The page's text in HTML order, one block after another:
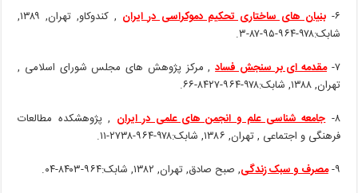
۶- بنیان های ساختاری تحکیم دموکراسی در ایران
, کندوکاو, تهران, ۱۳۸۹,
شابک:۹۷۸-۹۶۴-۹۵-۸۷-۳.
۷- مقدمه ای بر سنجش فساد, مرکز پژوهش های مجلس شورای اسلامی ,
تهران, ۱۳۸۸, شابک:۹۷۸-۹۶۴-۸۴۲۷-۶۶.
۸- جامعه شناسی علم و انجمن های علمی در ایران , پژوهشکده مطالعات
فرهنگی و اجتماعی , تهران, ۱۳۸۶, شابک:۹۷۸-۹۶۴-۲۷۳۸-۱۱.
۹- مصرف و سبک زندگی, صبح صادق, تهران, ۱۳۸۲, شابک:۹۶۴-۸۴۰۳-۰۴.